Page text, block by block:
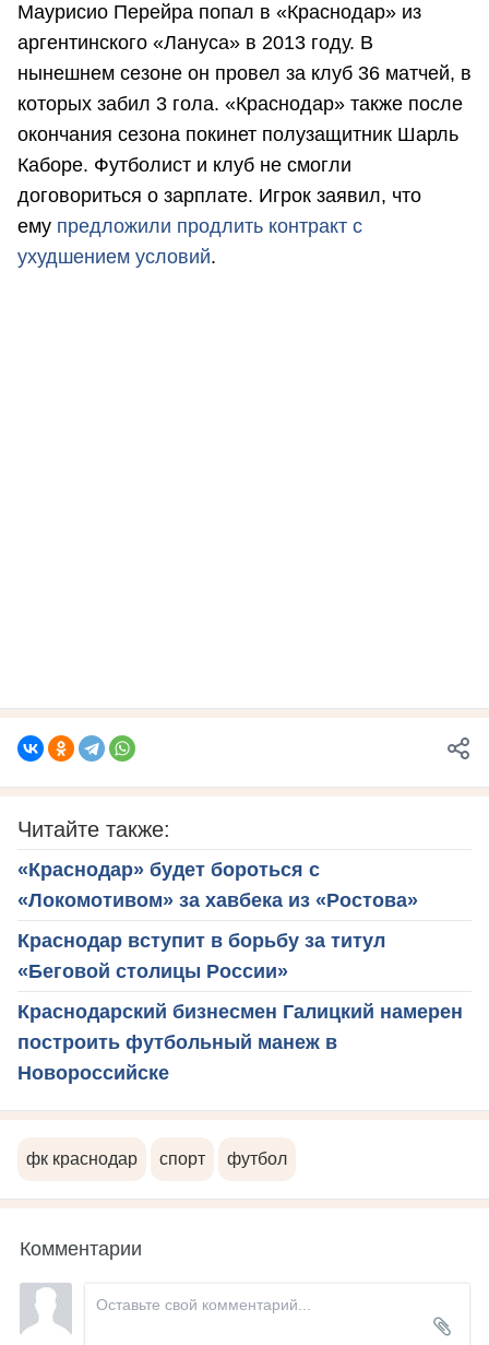
Маурисио Перейра попал в «Краснодар» из
аргентинского «Лануса» в 2013 году. В
нынешнем сезоне он провел за клуб 36 матчей, в
которых забил 3 гола. «Краснодар» также после
окончания сезона покинет полузащитник Шарль
Каборе. Футболист и клуб не смогли
договориться о зарплате. Игрок заявил, что
ему предложили продлить контракт с
ухудшением условий.
Читайте также:
«Краснодар» будет бороться с
«Локомотивом» за хавбека из «Ростова»
Краснодар вступит в борьбу за титул
«Беговой столицы России»
Краснодарский бизнесмен Галицкий намерен
построить футбольный манеж в
Новороссийске
фк краснодар спорт футбол
Комментарии